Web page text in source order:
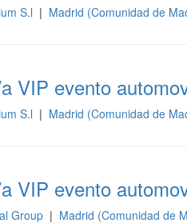
S.l | Madrid (Comunidad de
VIP evento
S.l | Madrid (Comunidad de
VIP evento
Group | Madrid (Comunidad de